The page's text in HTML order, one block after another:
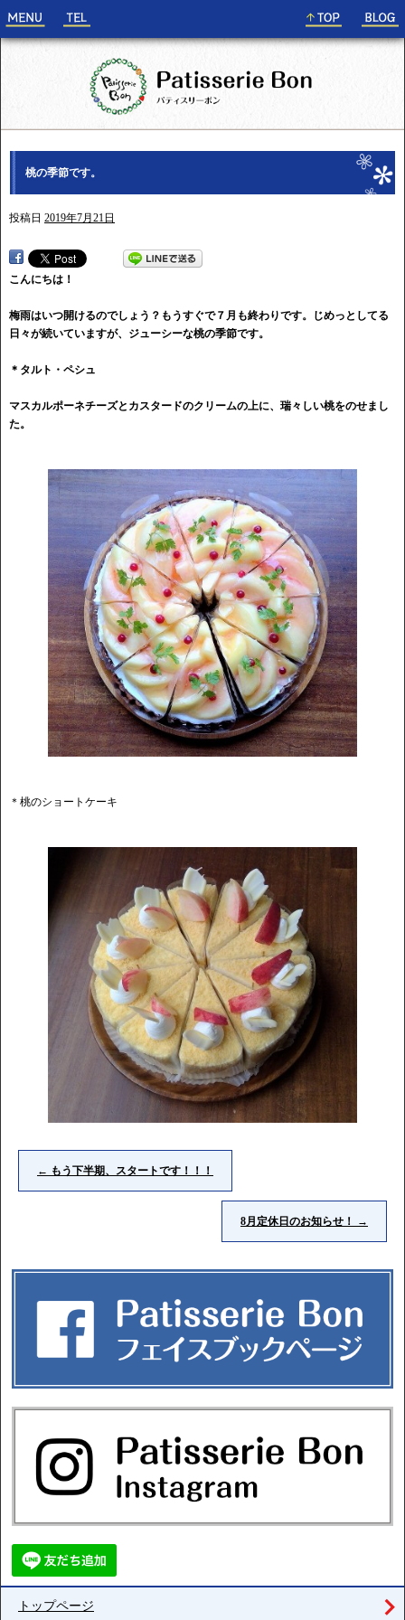
桃の季節です。
投稿日 2019年7月21日
こんにちは！
梅雨はいつ開けるのでしょう？もうすぐで７月も終わりです。じめっとしてる
日々が続いていますが、ジューシーな桃の季節です。
＊タルト・ペシュ
マスカルポーネチーズとカスタードのクリームの上に、瑞々しい桃をのせまし
た。
＊桃のショートケーキ
← もう下半期、スタートです！！！
8月定休日のお知らせ！ →
トップページ